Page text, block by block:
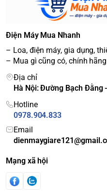
Điện Máy Mua Nhanh
– Loa, điện máy, gia dụng,
– Mua gì cũng có, chính
Địa chỉ
Hà Nội: Đường Bạch Đằng
Hotline
0978.904.833
Email
Mạng xã hội